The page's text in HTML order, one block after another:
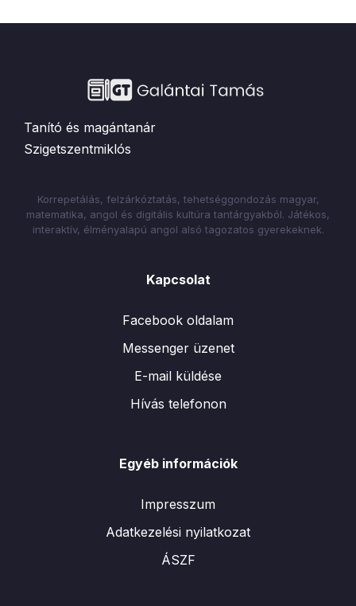
Tanító és magántanár
Szigetszentmiklós
Korrepetálás, felzárkóztatás, tehetséggondozás magyar,
matematika, angol és digitális kultúra tantárgyakból. Játékos,
interaktív, élményalapú angol alsó tagozatos gyerekeknek.
Kapcsolat
Facebook oldalam
Messenger üzenet
E-mail küldése
Hívás telefonon
Egyéb információk
Impresszum
Adatkezelési nyilatkozat
ÁSZF